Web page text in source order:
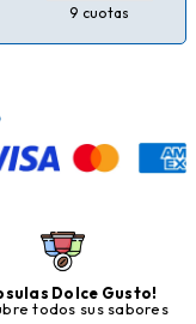
9 cuotas
Dolce Gusto!
todos sus sabores